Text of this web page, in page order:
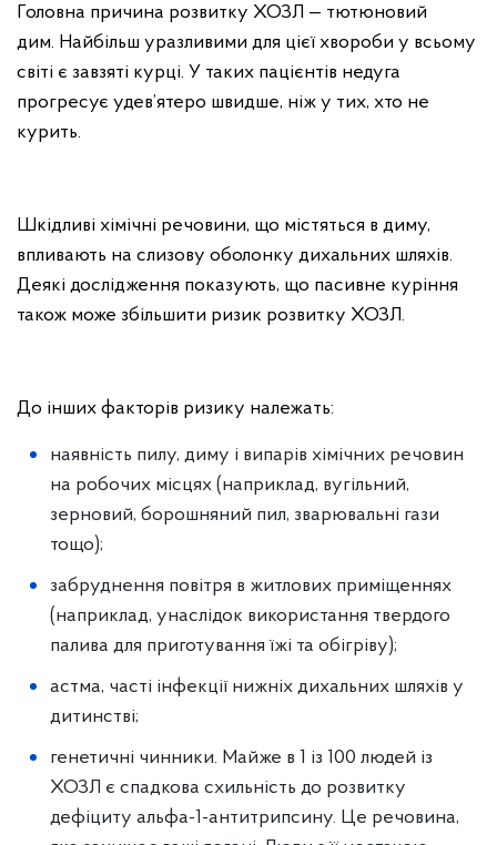
Головна причина розвитку ХОЗЛ — тютюновий
дим. Найбільш уразливими для цієї хвороби у всьому
світі є завзяті курці. У таких пацієнтів недуга
прогресує удев’ятеро швидше, ніж у тих, хто не
курить.
Шкідливі хімічні речовини, що містяться в диму,
впливають на слизову оболонку дихальних шляхів.
Деякі дослідження показують, що пасивне куріння
також може збільшити ризик розвитку ХОЗЛ.
До інших факторів ризику належать:
наявність пилу, диму і випарів хімічних речовин
на робочих місцях (наприклад, вугільний,
зерновий, борошняний пил, зварювальні гази
тощо);
забруднення повітря в житлових приміщеннях
(наприклад, унаслідок використання твердого
палива для приготування їжі та обігріву);
астма, часті інфекції нижніх дихальних шляхів у
дитинстві;
генетичні чинники. Майже в 1 із 100 людей із
ХОЗЛ є спадкова схильність до розвитку
дефіциту альфа-1-антитрипсину. Це речовина,